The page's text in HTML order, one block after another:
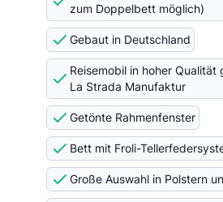
zum Doppelbett möglich)
Gebaut in Deutschland
Reisemobil in hoher
La Strada Manufaktur
Getönte Rahmenfenster
Bett mit Froli-
Große Auswahl in Polstern